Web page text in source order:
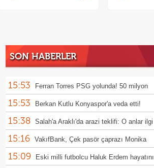
SON HABERLER
15:53 Ferran Torres PSG yolunda! 50 milyon
euroluk transfer
15:53 Berkan Kutlu Konyaspor'a veda etti!
15:38 Salah'a Araklı'da arazi teklifi: O anlar ilgi
gördü
15:16 VakıfBank, Çek pasör çaprazı Monika
Brancuska'yı transfer etti
15:09 Eski milli futbolcu Haluk Erdem hayatını